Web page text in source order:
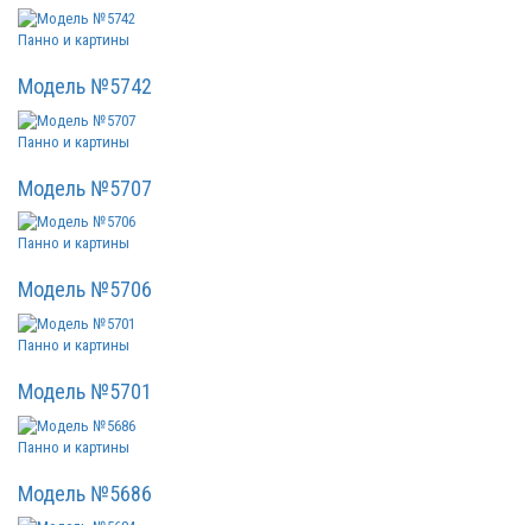
Панно и картины
Модель №5742
Панно и картины
Модель №5707
Панно и картины
Модель №5706
Панно и картины
Модель №5701
Панно и картины
Модель №5686